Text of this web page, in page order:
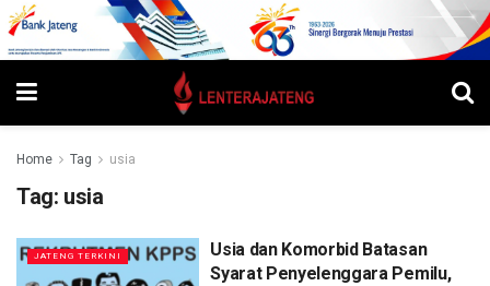
Home Tag usia
Tag: usia
JATENG TERKINI
Usia dan Komorbid Batasan
Syarat Penyelenggara Pemilu,